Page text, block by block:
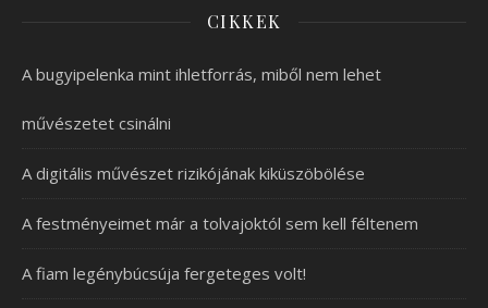
CIKKEK
A bugyipelenka mint ihletforrás, miből nem lehet
művészetet csinálni
A digitális művészet rizikójának kiküszöbölése
A festményeimet már a tolvajoktól sem kell féltenem
A fiam legénybúcsúja fergeteges volt!